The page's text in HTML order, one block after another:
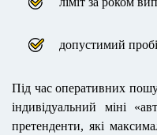
допустимий
Під час оперативних
індивідуальний міні
претенденти, які